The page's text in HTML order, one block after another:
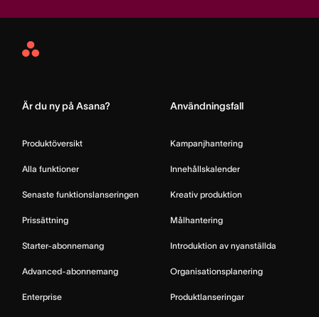
Asana
Är du ny på Asana?
Produktöversikt
Alla funktioner
Senaste funktionslanseringen
Prissättning
Starter-abonnemang
Advanced-abonnemang
Enterprise
Användningsfall
Kampanjhantering
Innehållskalender
Kreativ produktion
Målhantering
Introduktion av nyanställda
Organisationsplanering
Produktlanseringar